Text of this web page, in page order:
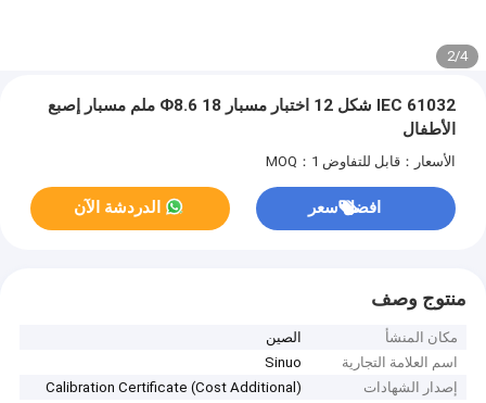
2/4
IEC 61032 شكل 12 اختبار مسبار 18 Ф8.6 ملم مسبار إصبع
الأطفال
الأسعار：قابل للتفاوض MOQ：1
افضل سعر الدردشة الآن
منتوج وصف
مكان المنشأ
الصين
اسم العلامة التجارية
Sinuo
إصدار الشهادات
Calibration Certificate (Cost Additional)